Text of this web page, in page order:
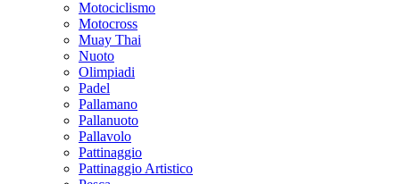
Motociclismo
Motocross
Muay Thai
Nuoto
Olimpiadi
Padel
Pallamano
Pallanuoto
Pallavolo
Pattinaggio
Pattinaggio Artistico